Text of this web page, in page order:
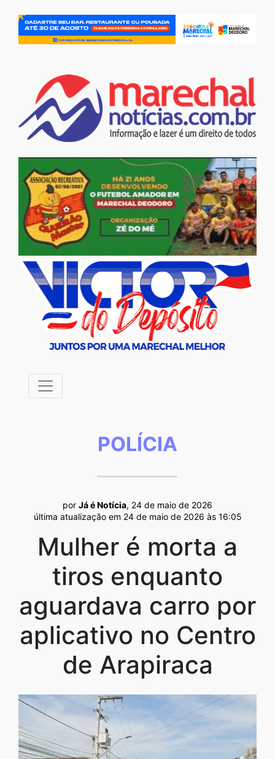
POLÍCIA
por Já é Notícia, 24 de maio de 2026
última atualização em 24 de maio de 2026 às 16:05
Mulher é morta a
tiros enquanto
aguardava carro por
aplicativo no Centro
de Arapiraca